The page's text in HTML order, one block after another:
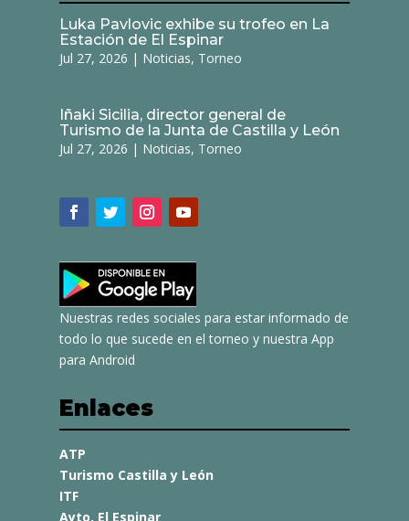
Luka Pavlovic exhibe su trofeo en La
Estación de El Espinar
Jul 27, 2026 | Noticias, Torneo
Iñaki Sicilia, director general de
Turismo de la Junta de Castilla y León
Jul 27, 2026 | Noticias, Torneo
Nuestras redes sociales para estar informado de
todo lo que sucede en el torneo y nuestra App
para Android
Enlaces
ATP
Turismo Castilla y León
ITF
Ayto. El Espinar